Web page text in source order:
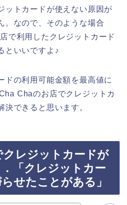
ットカードが使えない原因が
。なので、そのような場合
で利用したクレジットカード
といいですよ♪
ドの利用可能金額を最高値に
Chaのお店でクレジットカ
決できると思います。
レジットカードが
「クレジットカー
せたことがある」